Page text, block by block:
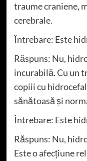
traume craniene,
cerebrale.
Întrebare: Este
Răspuns: Nu,
incurabilă. Cu un
copiii cu
sănătoasă și
Întrebare: Este
Răspuns: Nu,
Este o afecțiune